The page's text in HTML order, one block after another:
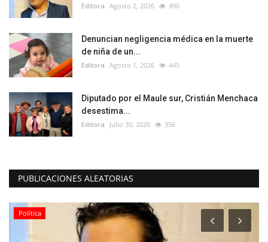
Editora Agosto 2, 2026 490
Denuncian negligencia médica en la muerte
de niña de un...
Editora Agosto 1, 2026 445
Diputado por el Maule sur, Cristián Menchaca
desestima...
Editora Julio 30, 2026 356
PUBLICACIONES ALEATORIAS
Política